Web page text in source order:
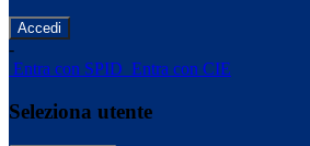
-
Entra con SPID Entra con CIE
Seleziona utente